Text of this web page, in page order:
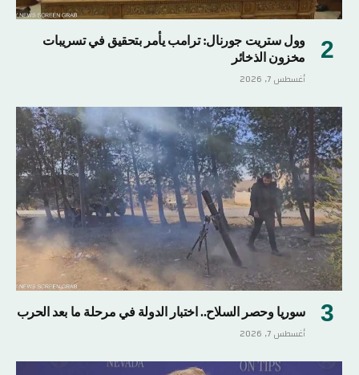
وول ستريت جورنال: ترامب يأمر بتحقيق في تسريبات
مخزون الذخائر
أغسطس 7, 2026
سوريا وحصر السلاح.. اختبار الدولة في مرحلة ما بعد الحرب
أغسطس 7, 2026